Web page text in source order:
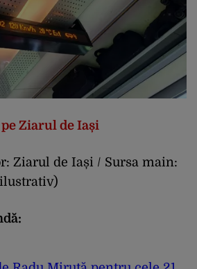
Ziarul de Iași
Ziarul de Iași / Sursa main: